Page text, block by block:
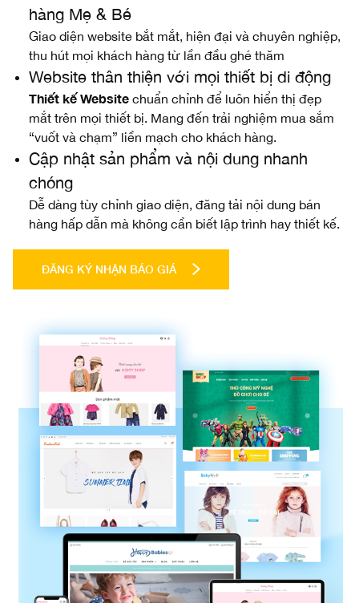
hàng Mẹ & Bé
Giao diện website bắt mắt, hiện đại và chuyên nghiệp,
thu hút mọi khách hàng từ lần đầu ghé thăm
Website thân thiện với mọi thiết bị di động
Thiết kế Website chuẩn chỉnh để luôn hiển thị đẹp
mắt trên mọi thiết bị. Mang đến trải nghiệm mua sắm
“vuốt và chạm” liền mạch cho khách hàng.
Cập nhật sản phẩm và nội dung nhanh
chóng
Dễ dàng tùy chỉnh giao diện, đăng tải nội dung bán
hàng hấp dẫn mà không cần biết lập trình hay thiết kế.
ĐĂNG KÝ NHẬN BÁO GIÁ